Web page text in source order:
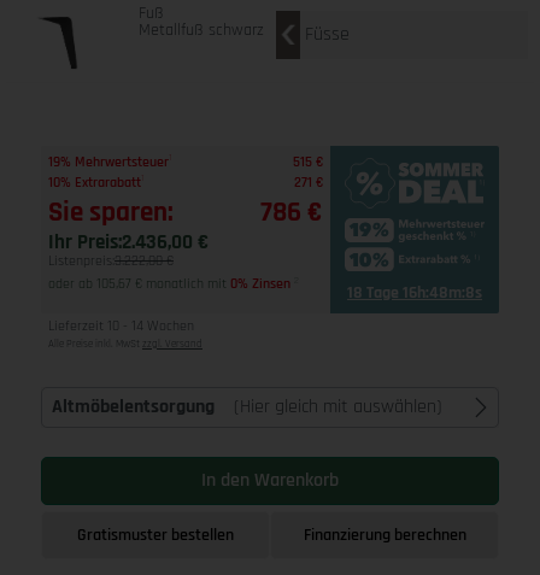
Fuß
Metallfuß schwarz Füsse
19% Mehrwertsteuer
515 €
10% Extrarabatt
271 €
Sie sparen: 786 €
Ihr Preis:2.436,00 €
Listenpreis: 3.222,00 €
oder ab 105,67 € monatlich mit 0% Zinsen 18 Tage 16h:48m:8s
Lieferzeit 10 - 14 Wochen
Alle Preise inkl. MwSt zzgl. Versand
Altmöbelentsorgung (Hier gleich mit auswählen)
In den Warenkorb
Gratismuster bestellen Finanzierung berechnen